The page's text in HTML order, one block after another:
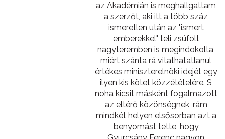
az Akadémián is meghallgattam
a szerzőt, aki itt a több száz
ismeretlen után az "ismert
emberekkel" teli zsúfolt
nagyteremben is megindokolta,
miért szánta rá vitathatatlanul
értékes miniszterelnöki idejét egy
ilyen kis kötet közzétételére. S
noha kicsit másként fogalmazott
az eltérő közönségnek, rám
mindkét helyen elsősorban azt a
benyomást tette, hogy